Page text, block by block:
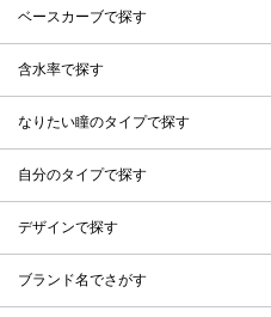
ベースカーブで探す
含水率で探す
なりたい瞳のタイプで探す
自分のタイプで探す
デザインで探す
ブランド名でさがす